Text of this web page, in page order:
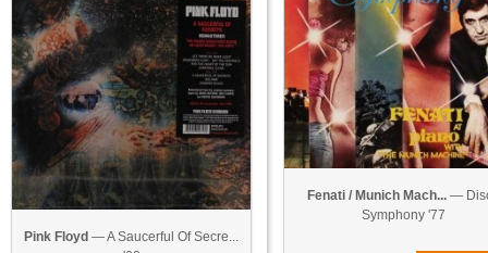
Pink Floyd — A Saucerful Of Secre...
Fenati / Munich Mach... —
Symphony '77